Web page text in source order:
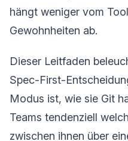
hängt weniger vom
Gewohnheiten ab.
Dieser Leitfaden
Spec-First-
Modus ist, wie sie Git
Teams tendenziell
zwischen ihnen über